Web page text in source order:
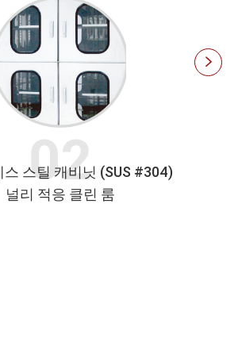
스틸 캐비닛 (SUS #304)
널리 적응 클린 룸
